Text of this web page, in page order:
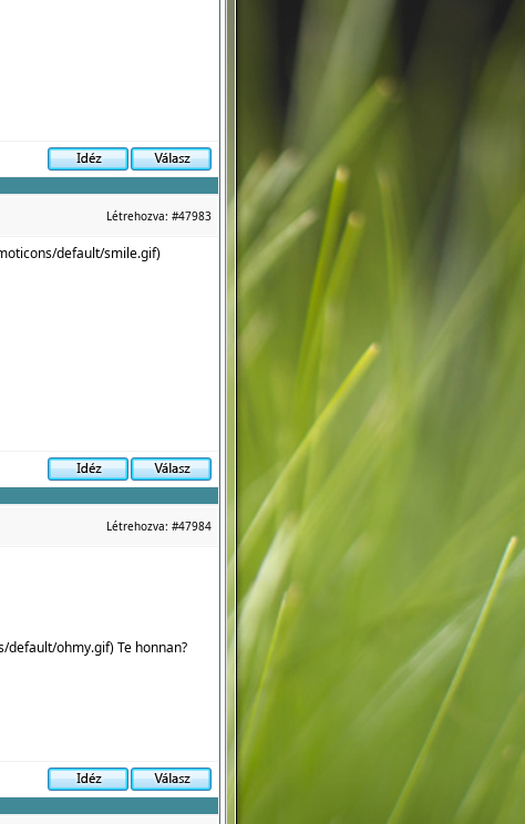
Létrehozva: #47983
default/smile.gif)
Létrehozva: #47984
default/ohmy.gif) Te honnan?